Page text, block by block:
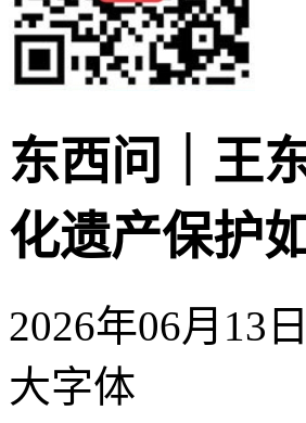
东西问｜王
化遗产保护
2026年06月13
大字体